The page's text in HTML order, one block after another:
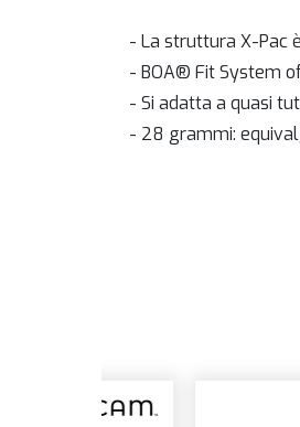
- La struttura X-Pac
- BOA® Fit System
- Si adatta a quasi
- 28 grammi: